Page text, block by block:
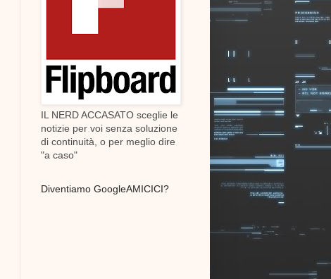
IL NERD ACCASATO sceglie le
notizie per voi senza soluzione
di continuità, o per meglio dire
"a caso"
Diventiamo GoogleAMICICI?